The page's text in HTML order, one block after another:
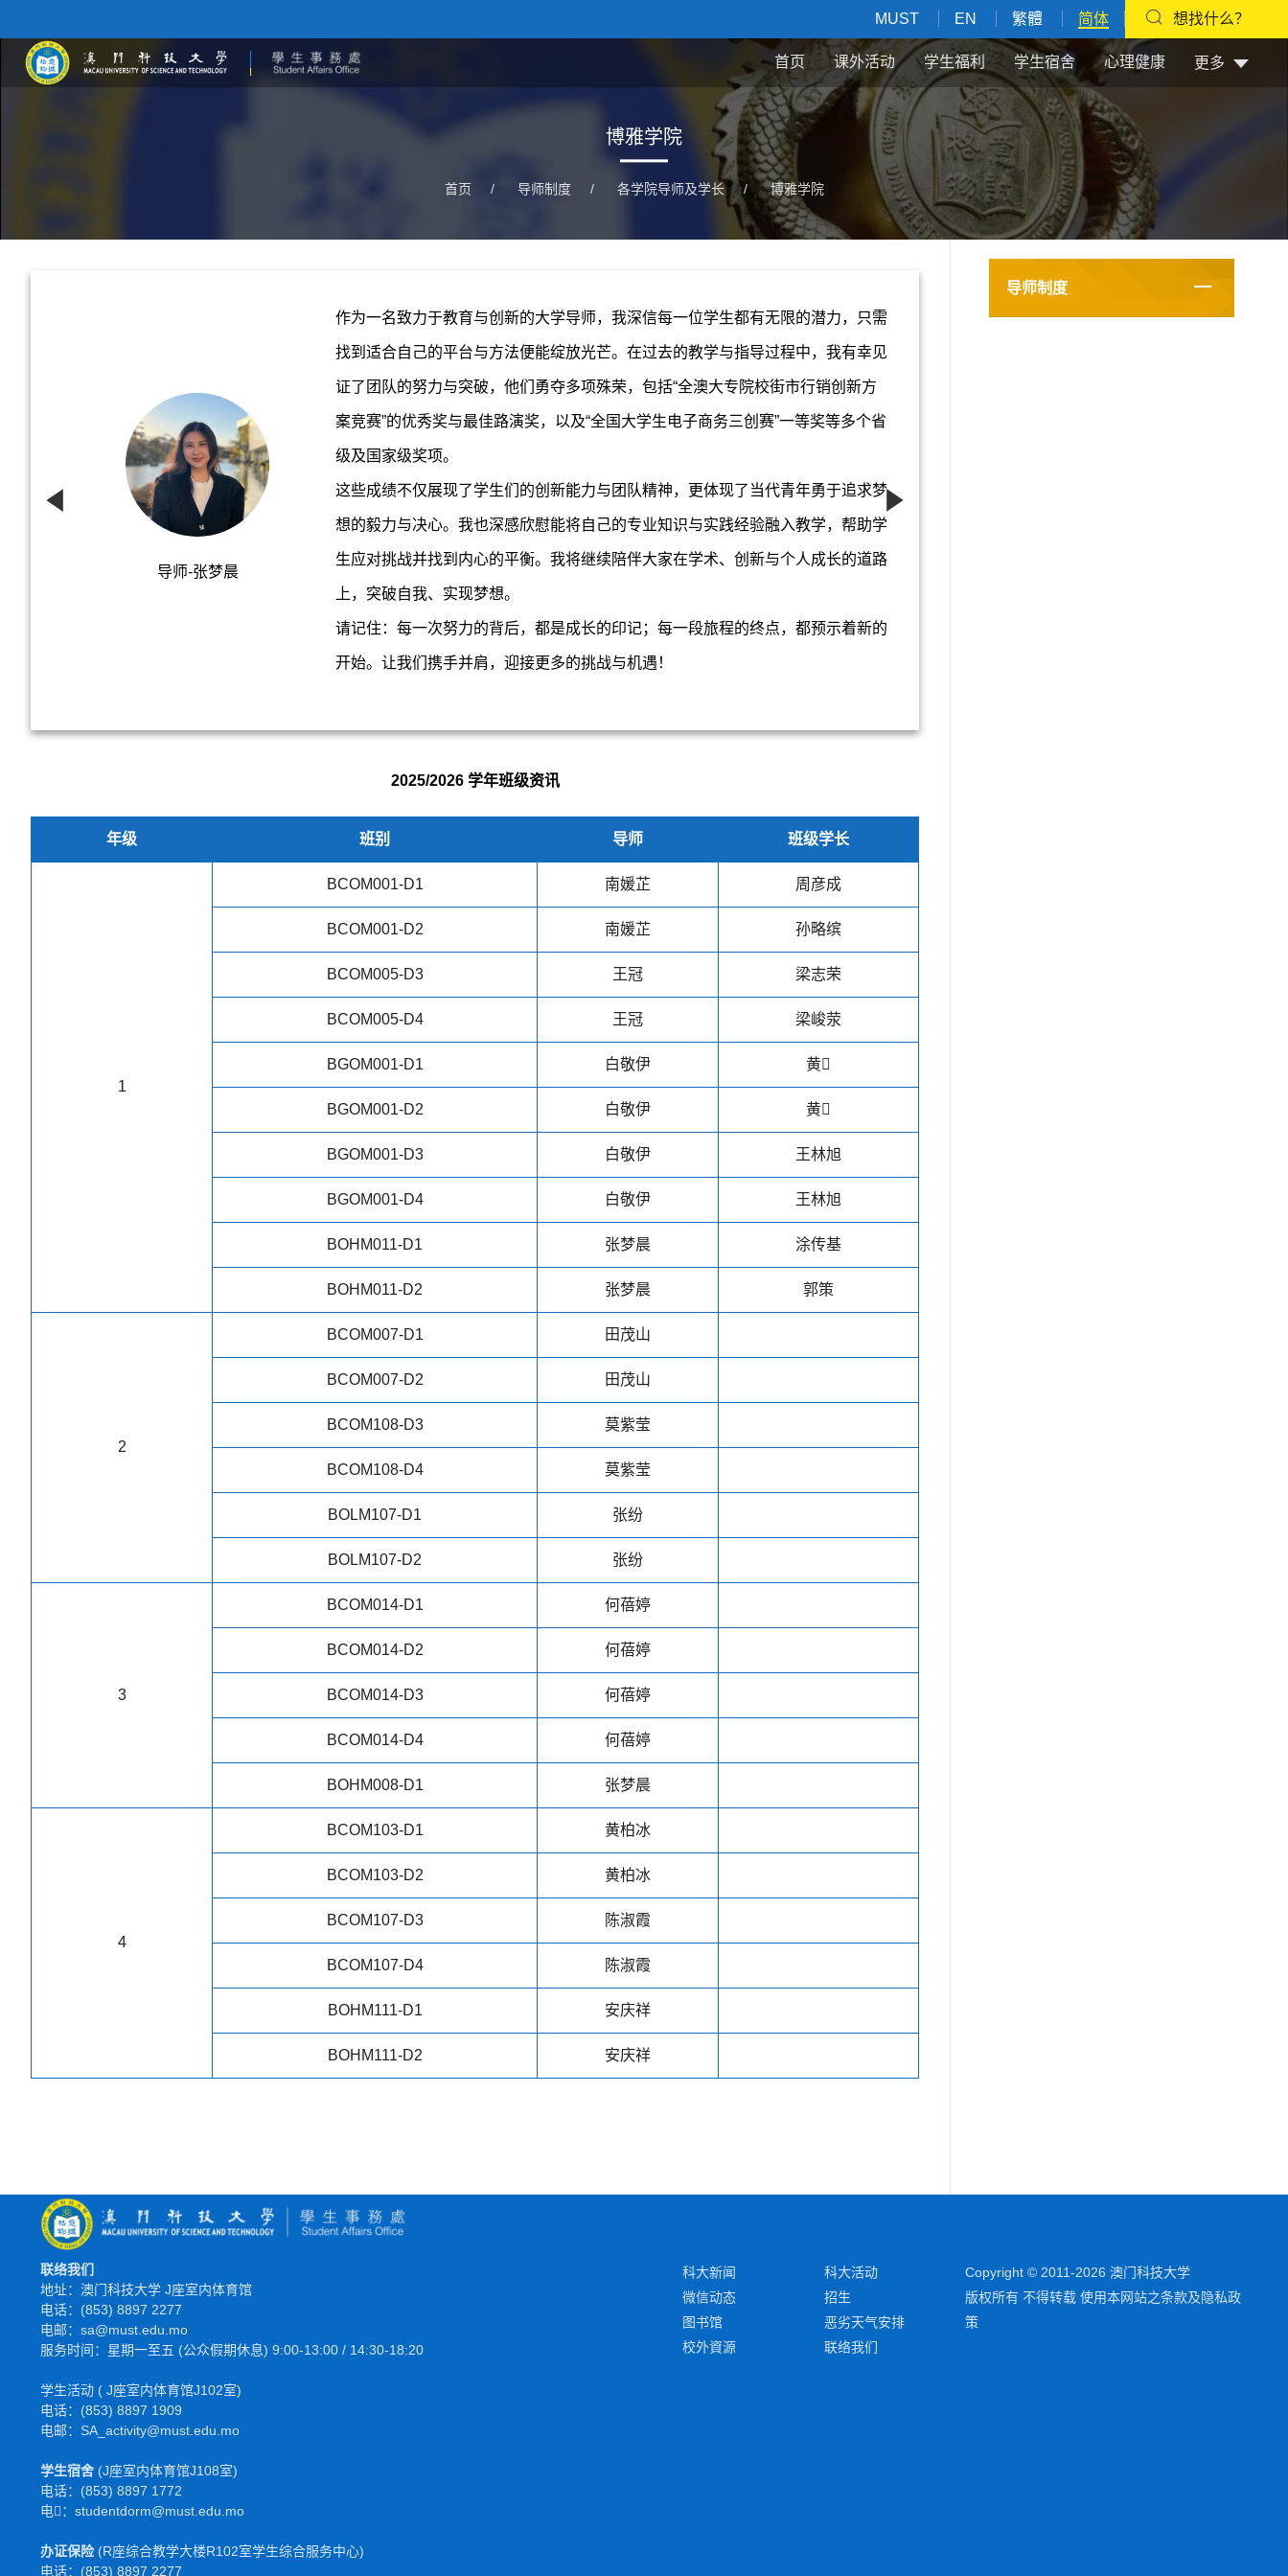
MUST EN 繁體 简体 想找什么？
首页 课外活动 学生福利 学生宿舍 心理健康 更多
博雅学院
首页 / 导师制度 / 各学院导师及学长 / 博雅学院
导师-张梦晨
作为一名致力于教育与创新的大学导师，我深信每一位学生都有无限的潜力，只需
找到适合自己的平台与方法便能绽放光芒。在过去的教学与指导过程中，我有幸见
证了团队的努力与突破，他们勇夺多项殊荣，包括“全澳大专院校街市行销创新方
案竞赛”的优秀奖与最佳路演奖，以及“全国大学生电子商务三创赛”一等奖等多个省
级及国家级奖项。
这些成绩不仅展现了学生们的创新能力与团队精神，更体现了当代青年勇于追求梦
想的毅力与决心。我也深感欣慰能将自己的专业知识与实践经验融入教学，帮助学
生应对挑战并找到内心的平衡。我将继续陪伴大家在学术、创新与个人成长的道路
上，突破自我、实现梦想。
请记住：每一次努力的背后，都是成长的印记；每一段旅程的终点，都预示着新的
开始。让我们携手并肩，迎接更多的挑战与机遇！
2025/2026 学年班级资讯
年级 班别 导师 班级学长
1
BCOM001-D1 南媛芷 周彦成
BCOM001-D2 南媛芷 孙略缤
BCOM005-D3 王冠 梁志荣
BCOM005-D4 王冠 梁峻荥
BGOM001-D1 白敬伊 黄𪸩
BGOM001-D2 白敬伊 黄𪸩
BGOM001-D3 白敬伊 王林旭
BGOM001-D4 白敬伊 王林旭
BOHM011-D1 张梦晨 涂传基
BOHM011-D2 张梦晨 郭策
2
BCOM007-D1 田茂山
BCOM007-D2 田茂山
BCOM108-D3 莫紫莹
BCOM108-D4 莫紫莹
BOLM107-D1 张纷
BOLM107-D2 张纷
3
BCOM014-D1 何蓓婷
BCOM014-D2 何蓓婷
BCOM014-D3 何蓓婷
BCOM014-D4 何蓓婷
BOHM008-D1 张梦晨
4
BCOM103-D1 黄柏冰
BCOM103-D2 黄柏冰
BCOM107-D3 陈淑霞
BCOM107-D4 陈淑霞
BOHM111-D1 安庆祥
BOHM111-D2 安庆祥
导师制度
联络我们
地址：澳门科技大学 J座室内体育馆
电话：(853) 8897 2277
电邮：sa@must.edu.mo
服务时间：星期一至五 (公众假期休息) 9:00-13:00 / 14:30-18:20
学生活动 ( J座室内体育馆J102室)
电话：(853) 8897 1909
电邮：SA_activity@must.edu.mo
学生宿舍 (J座室内体育馆J108室)
电话：(853) 8897 1772
电𫑘：studentdorm@must.edu.mo
办证保险(R座综合教学大楼R102室学生综合服务中心)
电话：(853) 8897 2277
科大新闻
科大活动
微信动态
招生
图书馆
恶劣天气安排
校外資源
联络我们
Copyright © 2011-2026 澳门科技大学
版权所有 不得转载 使用本网站之条款及隐私政
策